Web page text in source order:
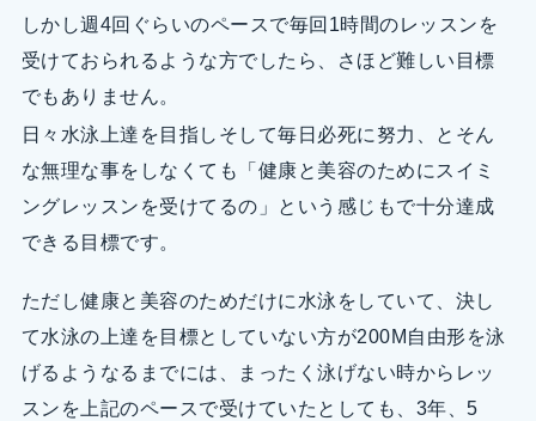
しかし週4回ぐらいのペースで毎回1時間のレッスンを
受けておられるような方でしたら、さほど難しい目標
でもありません。
日々水泳上達を目指しそして毎日必死に努力、とそん
な無理な事をしなくても「健康と美容のためにスイミ
ングレッスンを受けてるの」という感じもで十分達成
できる目標です。
ただし健康と美容のためだけに水泳をしていて、決し
て水泳の上達を目標としていない方が200M自由形を泳
げるようなるまでには、まったく泳げない時からレッ
スンを上記のペースで受けていたとしても、3年、5